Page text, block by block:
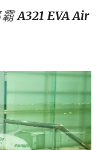
A321 EVA Air